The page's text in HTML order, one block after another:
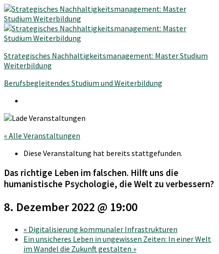
Strategisches Nachhaltigkeitsmanagement: Master Studium
Weiterbildung
Berufsbegleitendes Studium und Weiterbildung
« Alle Veranstaltungen
Diese Veranstaltung hat bereits stattgefunden.
Das richtige Leben im falschen. Hilft uns die
humanistische Psychologie, die Welt zu verbessern?
8. Dezember 2022 @ 19:00
« Digitalisierung kommunaler Infrastrukturen
Ein unsicheres Leben in ungewissen Zeiten: In einer Welt
im Wandel die Zukunft gestalten »